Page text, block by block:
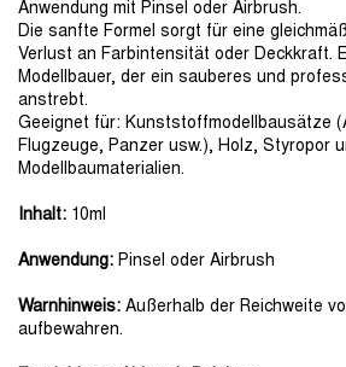
Anwendung mit Pinsel oder Airbrush.
Die sanfte Formel sorgt für eine
Verlust an Farbintensität oder Deckkraft.
Modellbauer, der ein sauberes und
anstrebt.
Geeignet für: Kunststoffmodellbausätze
Flugzeuge, Panzer usw.), Holz, Styropor
Modellbaumaterialien.
Inhalt: 10ml
Anwendung: Pinsel oder Airbrush
Warnhinweis: Außerhalb der Reichweite
aufbewahren.